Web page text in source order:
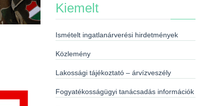
Kiemelt
Ismételt ingatlanárverési hirdetmények
Közlemény
Lakossági tájékoztató – árvízveszély
Fogyatékosságügyi tanácsadás információk